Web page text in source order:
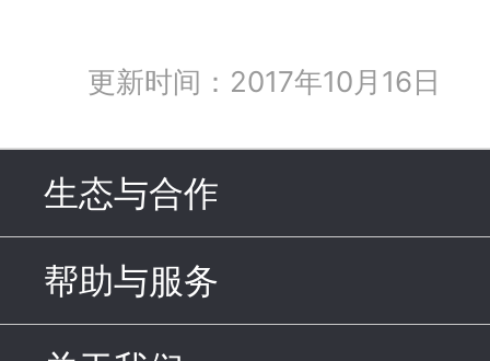
更新时间：2017年10月16日
生态与合作
帮助与服务